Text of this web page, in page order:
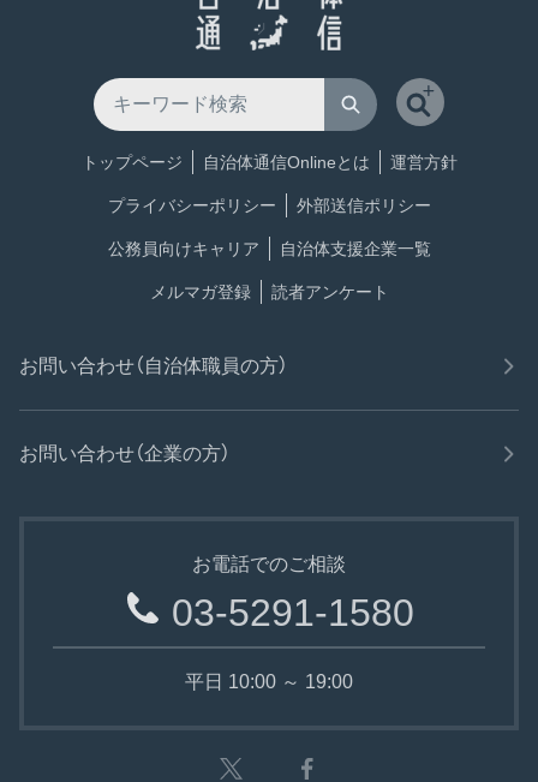
トップページ 自治体通信Onlineとは 運営方針
プライバシーポリシー 外部送信ポリシー
公務員向けキャリア 自治体支援企業一覧
メルマガ登録 読者アンケート
お問い合わせ（自治体職員の方）
お問い合わせ（企業の方）
お電話でのご相談
03-5291-1580
平日 10:00 ～ 19:00